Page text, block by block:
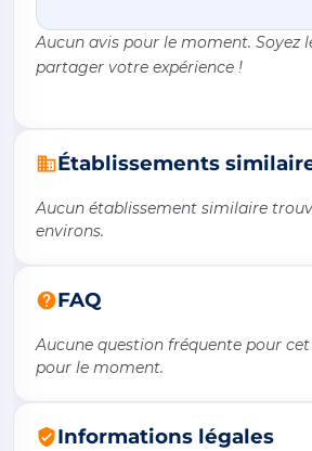
Aucun avis pour le moment. Soyez
partager votre expérience !
Établissements
Aucun établissement similaire
environs.
FAQ
Aucune question fréquente pour
pour le moment.
Informations légales